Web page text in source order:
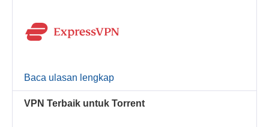
Baca ulasan lengkap
VPN Terbaik untuk Torrent